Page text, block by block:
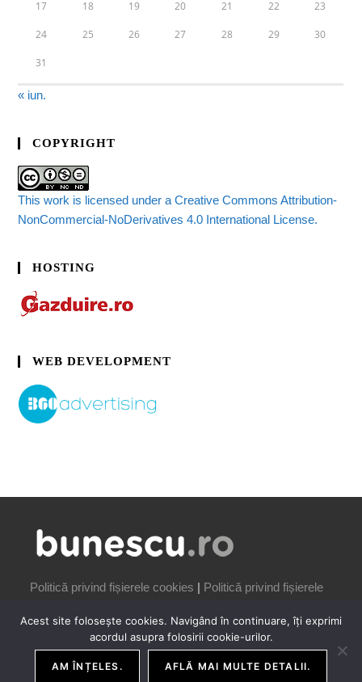
17 18 19 20 21 22 23
24 25 26 27 28 29 30
31
« iun.
COPYRIGHT
This work is licensed under a Creative Commons Attribution-
NonCommercial-NoDerivatives 4.0 International License.
HOSTING
WEB DEVELOPMENT
Politică privind fișierele cookies | Politică privind fișierele
Acest site folosește cookies. Navigând în continuare, îți exprimi
acordul asupra folosirii cookie-urilor.
AM ÎNȚELES. AFLĂ MAI MULTE DETALII.